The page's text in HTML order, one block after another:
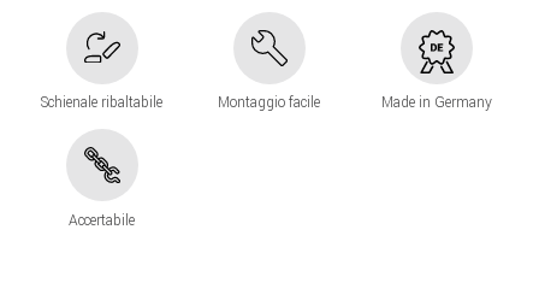
Schienale ribaltabile Montaggio facile Made in Germany
Accertabile